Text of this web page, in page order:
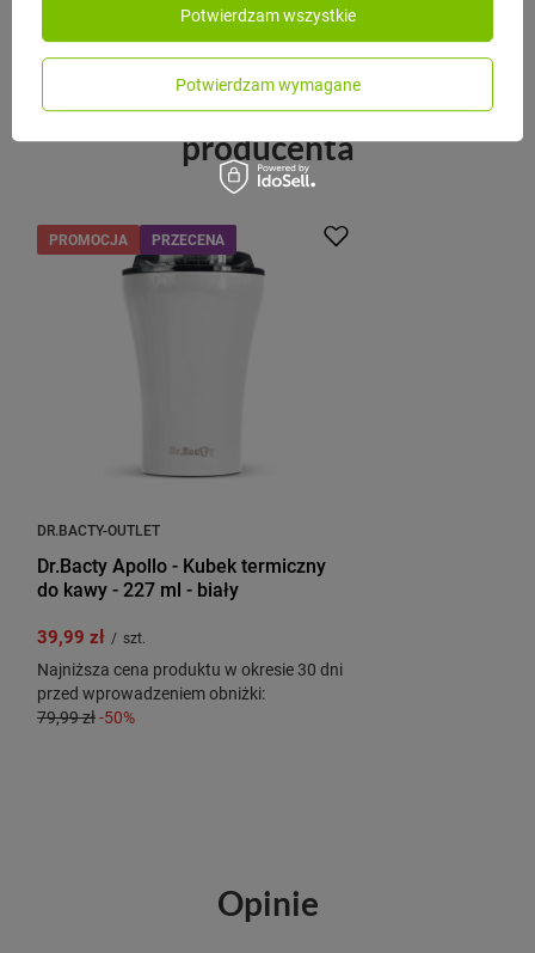
Zobacz inne produkty tego
producenta
PROMOCJA PRZECENA
DR.BACTY-OUTLET
Dr.Bacty Apollo - Kubek termiczny
do kawy - 227 ml - biały
39,99 zł / szt.
Najniższa cena produktu w okresie 30 dni
przed wprowadzeniem obniżki:
79,99 zł-50%
Opinie
Potwierdzam wymagane
Potwierdzam wszystkie